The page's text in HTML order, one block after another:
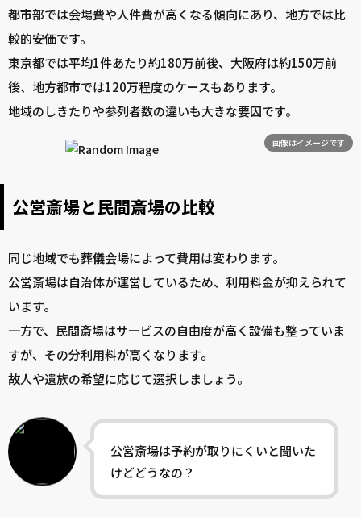
都市部では会場費や人件費が高くなる傾向にあり、地方では比
較的安価です。
東京都では平均1件あたり約180万前後、大阪府は約150万前
後、地方都市では120万程度のケースもあります。
地域のしきたりや参列者数の違いも大きな要因です。
画像はイメージです
公営斎場と民間斎場の比較
同じ地域でも葬儀会場によって費用は変わります。
公営斎場は自治体が運営しているため、利用料金が抑えられて
います。
一方で、民間斎場はサービスの自由度が高く設備も整っていま
すが、その分利用料が高くなります。
故人や遺族の希望に応じて選択しましょう。
公営斎場は予約が取りにくいと聞いた
けどどうなの？